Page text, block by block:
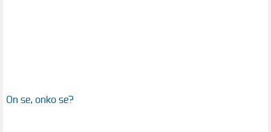
On se, onko se?